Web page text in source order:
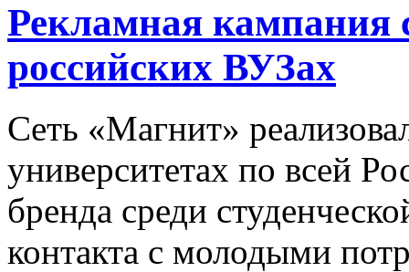
Рекламная кампания
российских ВУЗах
Сеть «Магнит»
университетах по всей
бренда среди
контакта с молодыми